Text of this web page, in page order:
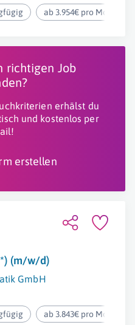
ab 3.954€ pro Monat
richtigen Job
erhälst du
und kostenlos per
erstellen
(m/w/d)
GmbH
ab 3.843€ pro Monat